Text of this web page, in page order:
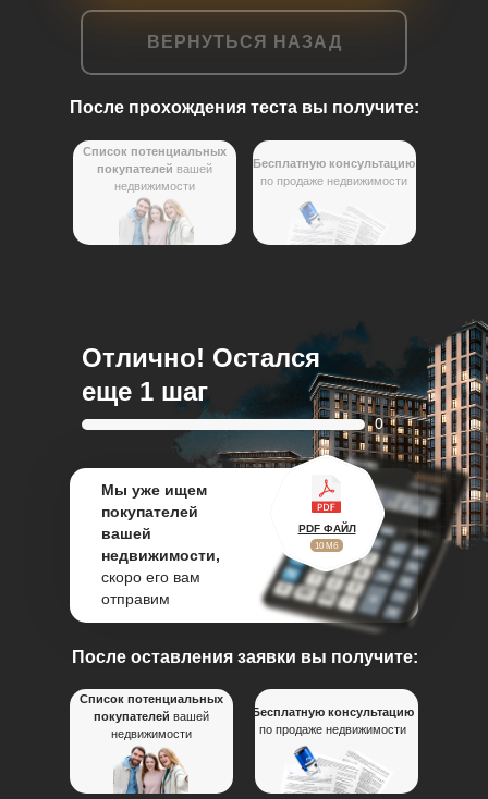
ВЕРНУТЬСЯ НАЗАД
После прохождения теста вы получите:
Список потенциальных
покупателей вашей
недвижимости
Бесплатную консультацию
по продаже недвижимости
0
Отлично! Остался
еще 1 шаг
После оставления заявки вы получите:
Список потенциальных
покупателей вашей
недвижимости
Бесплатную консультацию
по продаже недвижимости
Мы уже ищем
покупателей
вашей
недвижимости,
скоро его вам
отправим
PDF ФАЙЛ
10 Мб